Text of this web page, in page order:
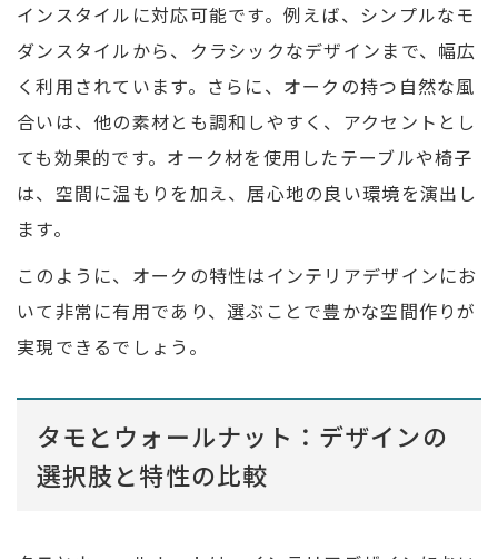
インスタイルに対応可能です。例えば、シンプルなモ
ダンスタイルから、クラシックなデザインまで、幅広
く利用されています。さらに、オークの持つ自然な風
合いは、他の素材とも調和しやすく、アクセントとし
ても効果的です。オーク材を使用したテーブルや椅子
は、空間に温もりを加え、居心地の良い環境を演出し
ます。
このように、オークの特性はインテリアデザインにお
いて非常に有用であり、選ぶことで豊かな空間作りが
実現できるでしょう。
タモとウォールナット：デザインの
選択肢と特性の比較